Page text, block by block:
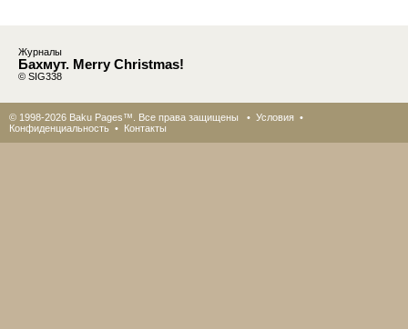
Журналы
Бахмут. Merry Christmas!
© SIG338
© 1998-2026 Baku Pages™. Все права защищены • Условия •
Конфиденциальность • Контакты